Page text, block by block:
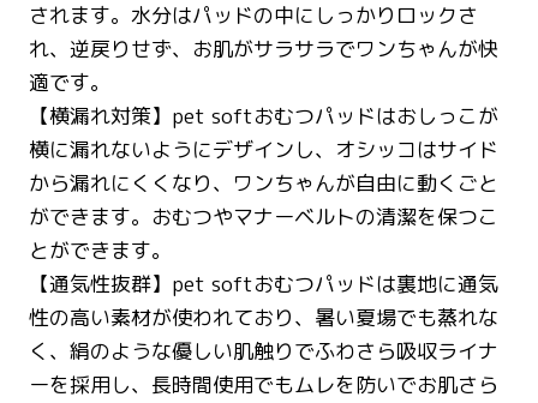
されます。水分はパッドの中にしっかりロックさ
れ、逆戻りせず、お肌がサラサラでワンちゃんが快
適です。
【横漏れ対策】pet softおむつパッドはおしっこが
横に漏れないようにデザインし、オシッコはサイド
から漏れにくくなり、ワンちゃんが自由に動くごと
ができます。おむつやマナーベルトの清潔を保つこ
とができます。
【通気性抜群】pet softおむつパッドは裏地に通気
性の高い素材が使われており、暑い夏場でも蒸れな
く、絹のような優しい肌触りでふわさら吸収ライナ
ーを採用し、長時間使用でもムレを防いでお肌さら